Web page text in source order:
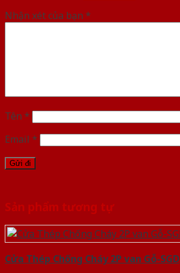
Nhận xét của bạn *
Tên *
Email *
Sản phẩm tương tự
Cửa Thép Chống Cháy 2P van Gỗ-SGD